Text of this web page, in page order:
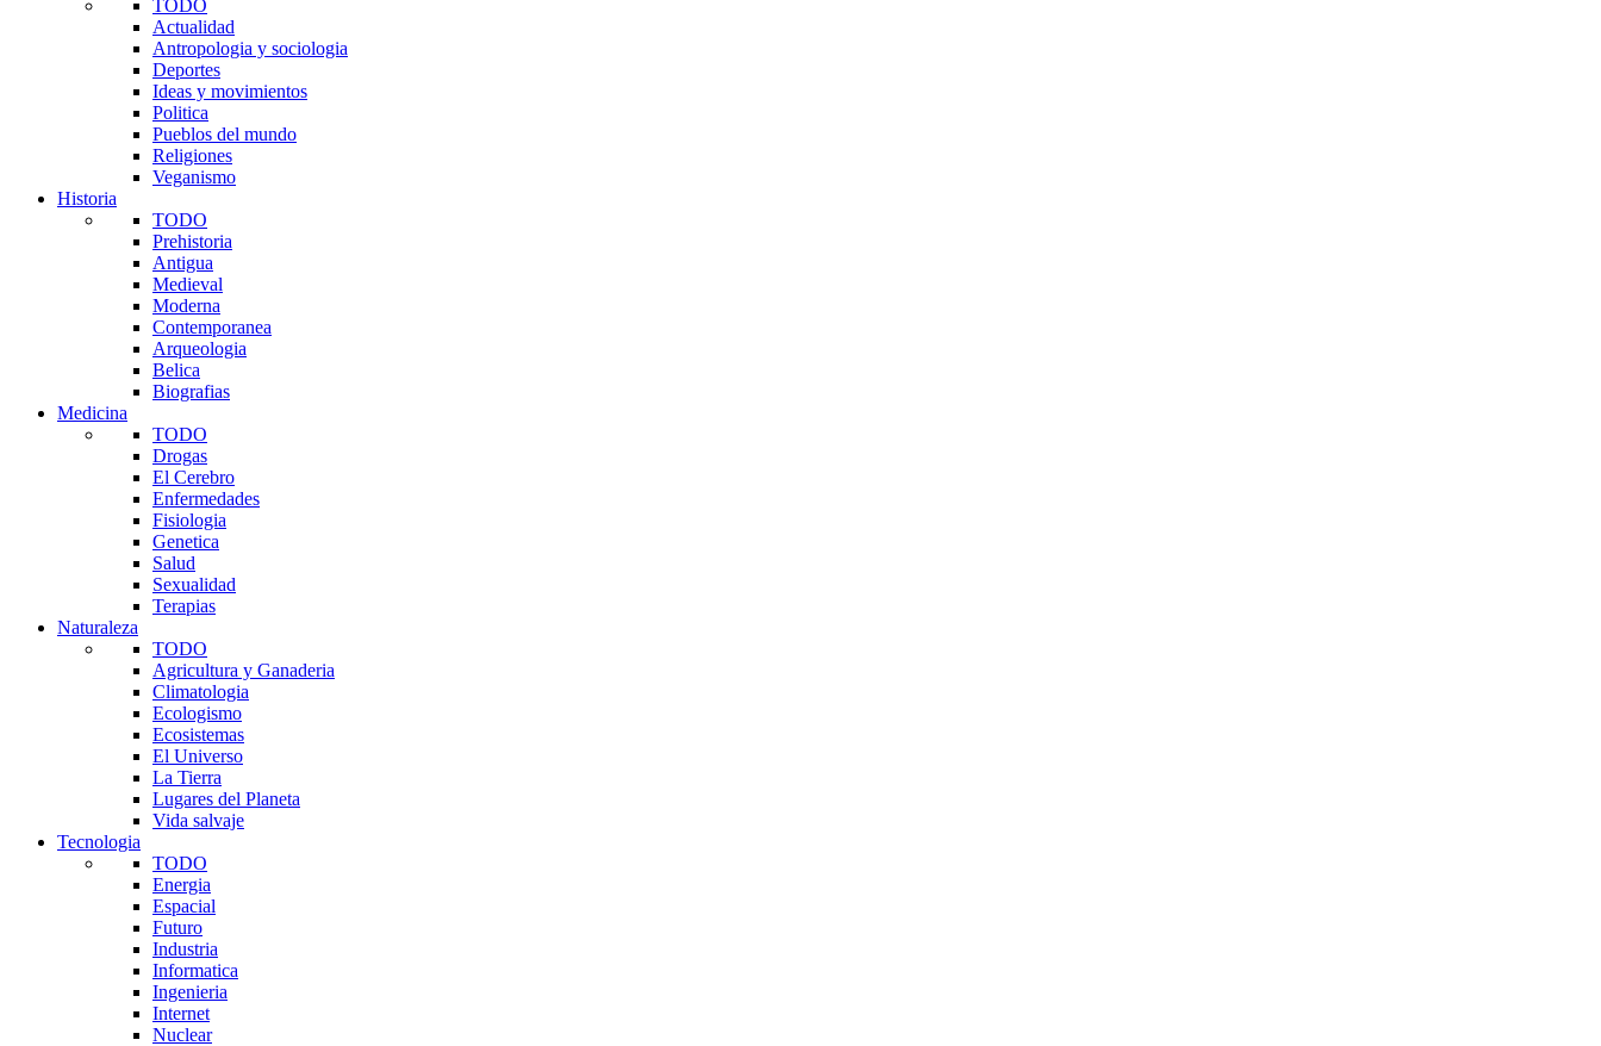
TODO
Actualidad
Antropologia y sociologia
Deportes
Ideas y movimientos
Politica
Pueblos del mundo
Religiones
Veganismo
Historia
TODO
Prehistoria
Antigua
Medieval
Moderna
Contemporanea
Arqueologia
Belica
Biografias
Medicina
TODO
Drogas
El Cerebro
Enfermedades
Fisiologia
Genetica
Salud
Sexualidad
Terapias
Naturaleza
TODO
Agricultura y Ganaderia
Climatologia
Ecologismo
Ecosistemas
El Universo
La Tierra
Lugares del Planeta
Vida salvaje
Tecnologia
TODO
Energia
Espacial
Futuro
Industria
Informatica
Ingenieria
Internet
Nuclear